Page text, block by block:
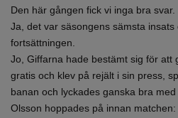
Den här gången fick vi inga bra svar.
Ja, det var säsongens sämsta
fortsättningen.
Jo, Giffarna hade bestämt sig för att
gratis och klev på rejält i sin press,
banan och lyckades ganska bra
Olsson hoppades på innan